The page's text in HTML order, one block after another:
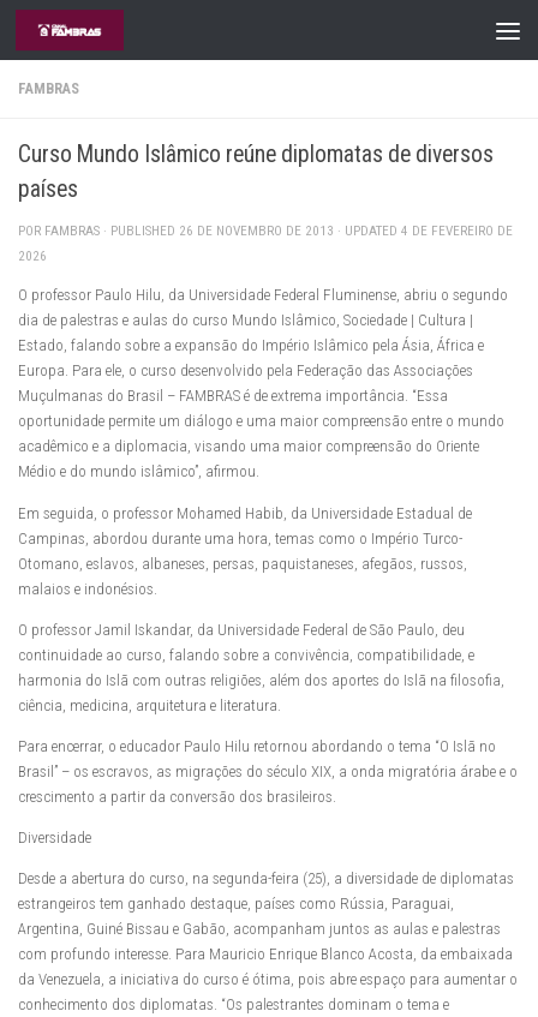
Skip to content
FAMBRAS
Curso Mundo Islâmico reúne diplomatas de diversos
países
POR FAMBRAS · PUBLISHED 26 DE NOVEMBRO DE 2013 · UPDATED 4 DE FEVEREIRO DE
2026
O professor Paulo Hilu, da Universidade Federal Fluminense, abriu o segundo
dia de palestras e aulas do curso Mundo Islâmico, Sociedade | Cultura |
Estado, falando sobre a expansão do Império Islâmico pela Ásia, África e
Europa. Para ele, o curso desenvolvido pela Federação das Associações
Muçulmanas do Brasil – FAMBRAS é de extrema importância. “Essa
oportunidade permite um diálogo e uma maior compreensão entre o mundo
acadêmico e a diplomacia, visando uma maior compreensão do Oriente
Médio e do mundo islâmico”, afirmou.
Em seguida, o professor Mohamed Habib, da Universidade Estadual de
Campinas, abordou durante uma hora, temas como o Império Turco-
Otomano, eslavos, albaneses, persas, paquistaneses, afegãos, russos,
malaios e indonésios.
O professor Jamil Iskandar, da Universidade Federal de São Paulo, deu
continuidade ao curso, falando sobre a convivência, compatibilidade, e
harmonia do Islã com outras religiões, além dos aportes do Islã na filosofia,
ciência, medicina, arquitetura e literatura.
Para encerrar, o educador Paulo Hilu retornou abordando o tema “O Islã no
Brasil” – os escravos, as migrações do século XIX, a onda migratória árabe e o
crescimento a partir da conversão dos brasileiros.
Diversidade
Desde a abertura do curso, na segunda-feira (25), a diversidade de diplomatas
estrangeiros tem ganhado destaque, países como Rússia, Paraguai,
Argentina, Guiné Bissau e Gabão, acompanham juntos as aulas e palestras
com profundo interesse. Para Mauricio Enrique Blanco Acosta, da embaixada
da Venezuela, a iniciativa do curso é ótima, pois abre espaço para aumentar o
conhecimento dos diplomatas. “Os palestrantes dominam o tema e